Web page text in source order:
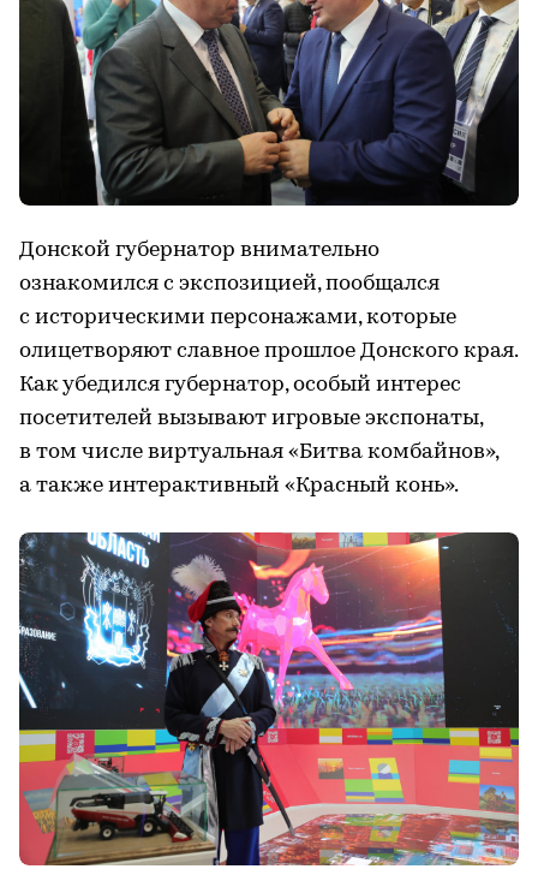
Донской губернатор внимательно
ознакомился с экспозицией, пообщался
с историческими персонажами, которые
олицетворяют славное прошлое Донского края.
Как убедился губернатор, особый интерес
посетителей вызывают игровые экспонаты,
в том числе виртуальная «Битва комбайнов»,
а также интерактивный «Красный конь».